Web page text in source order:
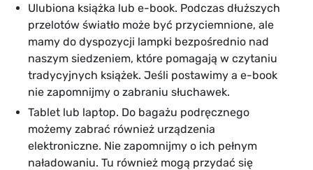
Ulubiona książka lub e-book. Podczas dłuższych
przelotów światło może być przyciemnione, ale
mamy do dyspozycji lampki bezpośrednio nad
naszym siedzeniem, które pomagają w czytaniu
tradycyjnych książek. Jeśli postawimy a e-book
nie zapomnijmy o zabraniu słuchawek.
Tablet lub laptop. Do bagażu podręcznego
możemy zabrać również urządzenia
elektroniczne. Nie zapomnijmy o ich pełnym
naładowaniu. Tu również mogą przydać się